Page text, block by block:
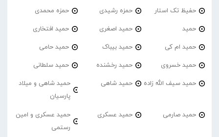
حفیظ تک استار حمزه رشیدی حمزه محمدی
حمید حمید اصغری حمید افتخاری
حمید ام کی حمید بیباک حمید حامی
حمید خسروی حمید رخشنده حمید سلطانی
حمید سیف الله زاده حمید شاهی
حمید شاهی و میلاد
پارسیان
حمید صارمی حمید عسکری
حمید عسکری و امین
رستمی